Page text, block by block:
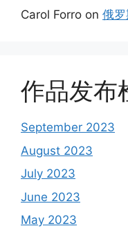
Carol Forro on 俄
作品发布
September 2023
August 2023
July 2023
June 2023
May 2023